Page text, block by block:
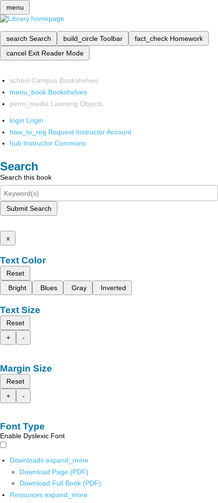
menu
search Search build_circle Toolbar fact_check Homework
cancel Exit Reader Mode
school Campus Bookshelves
menu_book Bookshelves
perm_media Learning Objects
login Login
how_to_reg Request Instructor Account
hub Instructor Commons
Search
Search this book
Submit Search
x
Text Color
Reset
Bright
Blues Gray Inverted
Text Size
Reset
+
-
Margin Size
Reset
+
-
Font Type
Enable Dyslexic Font
Downloads expand_more
Download Page (PDF)
Download Full Book (PDF)
Resources expand_more